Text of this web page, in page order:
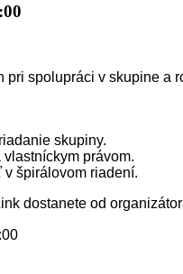
pri spolupráci v skupine a
skupiny.
právom.
špirálovom riadení.
dostanete od